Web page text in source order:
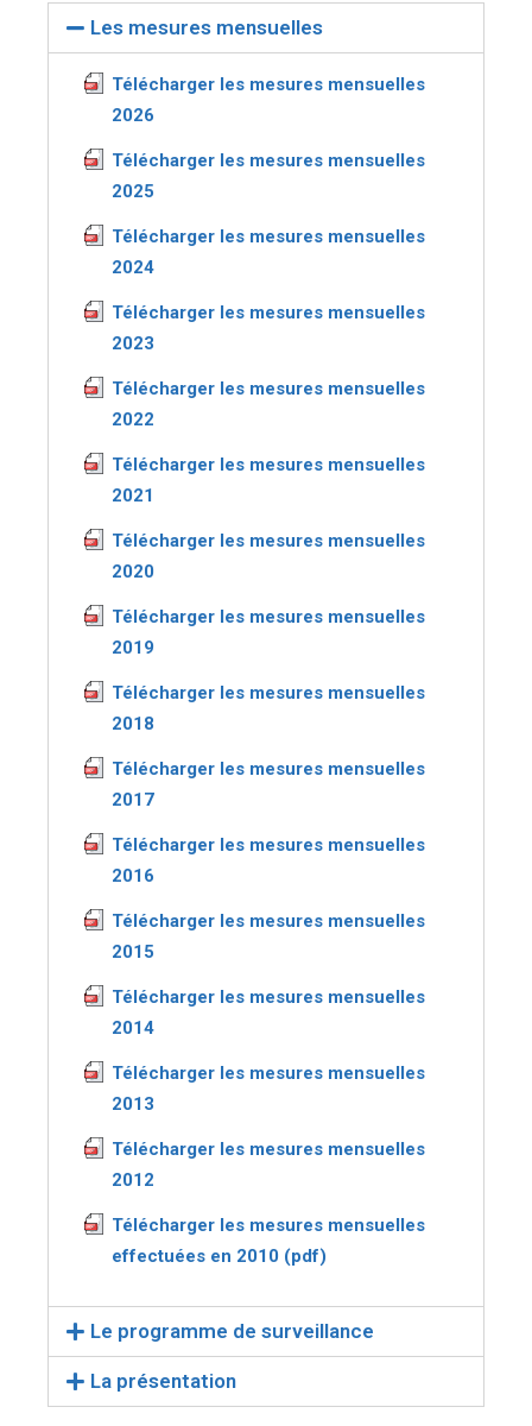
Les mesures mensuelles
Télécharger les mesures mensuelles
2026
Télécharger les mesures mensuelles
2025
Télécharger les mesures mensuelles
2024
Télécharger les mesures mensuelles
2023
Télécharger les mesures mensuelles
2022
Télécharger les mesures mensuelles
2021
Télécharger les mesures mensuelles
2020
Télécharger les mesures mensuelles
2019
Télécharger les mesures mensuelles
2018
Télécharger les mesures mensuelles
2017
Télécharger les mesures mensuelles
2016
Télécharger les mesures mensuelles
2015
Télécharger les mesures mensuelles
2014
Télécharger les mesures mensuelles
2013
Télécharger les mesures mensuelles
2012
Télécharger les mesures mensuelles
effectuées en 2010 (pdf)
Le programme de surveillance
La présentation